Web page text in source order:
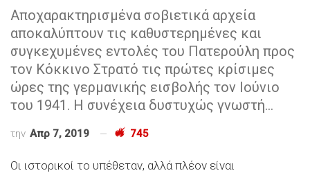
Αποχαρακτηρισμένα σοβιετικά αρχεία
αποκαλύπτουν τις καθυστερημένες και
συγκεχυμένες εντολές του Πατερούλη προς
τον Κόκκινο Στρατό τις πρώτες κρίσιμες
ώρες της γερμανικής εισβολής τον Ιούνιο
του 1941. Η συνέχεια δυστυχώς γνωστή...
την Απρ 7, 2019 745
Οι ιστορικοί το υπέθεταν, αλλά πλέον είναι